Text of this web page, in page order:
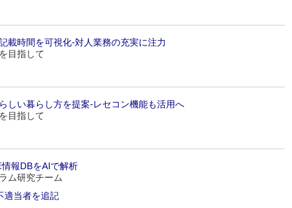
載時間を可視化‐対人業務の充実に注力
目指して
しい暮らし方を提案‐レセコン機能も活用へ
目指して
報DBをAIで解析
ム研究チーム
適当者を追記